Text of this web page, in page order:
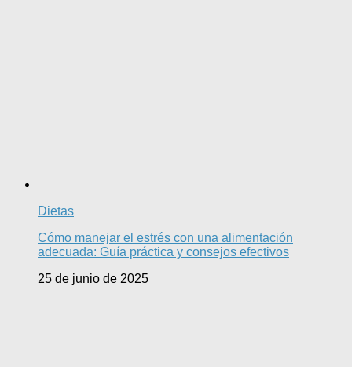
Dietas
Cómo manejar el estrés con una alimentación
adecuada: Guía práctica y consejos efectivos
25 de junio de 2025